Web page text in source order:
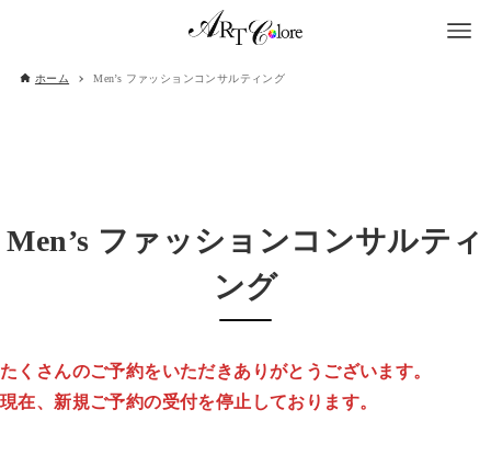
ホーム Men’s ファッションコンサルティング
Men’s ファッションコンサルティ
ング
たくさんのご予約をいただきありがとうございます。
現在、新規ご予約の受付を停止しております。